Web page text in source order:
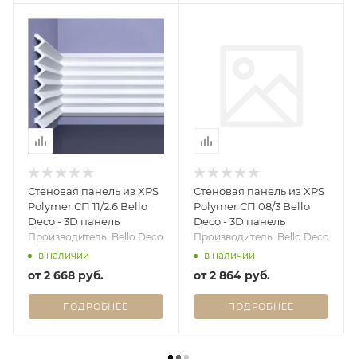
Стеновая панель из XPS
Polymer СП 11/2.6 Bello
Deco - 3D панель
Производитель: Bello Deco
в наличии
от2 668 руб.
ПОДРОБНЕЕ
Стеновая панель из XPS
Polymer СП 08/3 Bello
Deco - 3D панель
Производитель: Bello Deco
в наличии
от2 864 руб.
ПОДРОБНЕЕ